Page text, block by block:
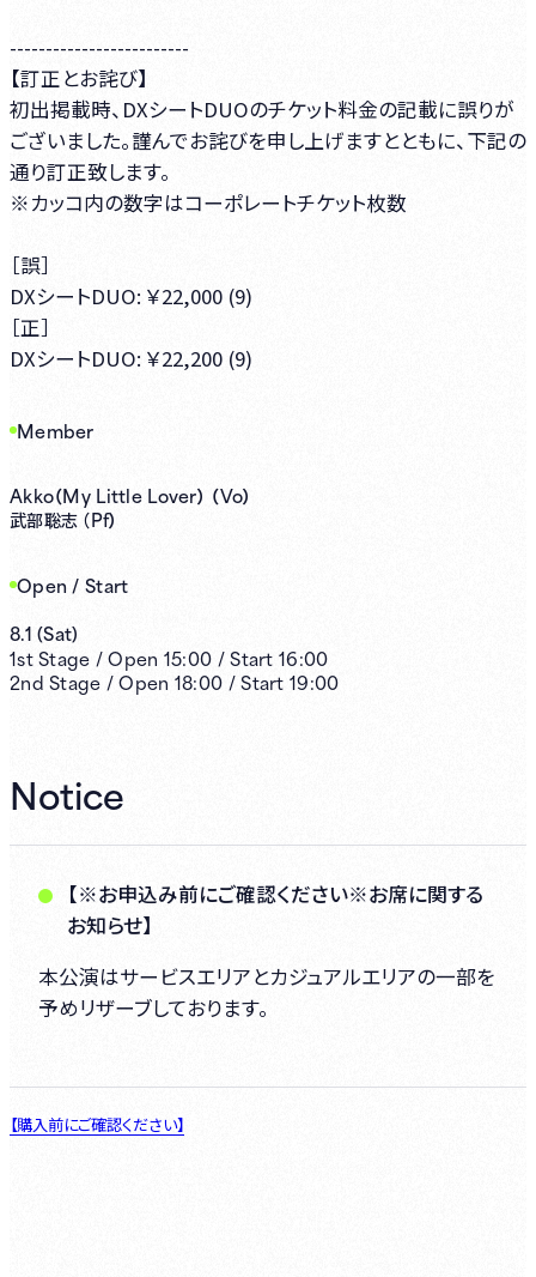
-------------------------
【訂正とお詫び】
初出掲載時、DXシートDUOのチケット料金の記載に誤りが
ございました。謹んでお詫びを申し上げますとともに、下記の
通り訂正致します。
※カッコ内の数字はコーポレートチケット枚数
［誤］
DXシートDUO: ￥22,000 (9)
［正］
DXシートDUO: ￥22,200 (9)
Member
Akko（My Little Lover） （Vo）
武部聡志 （Pf）
Open / Start
8.1 (Sat)
1stStage /Open 15:00 /Start 16:00
2nd Stage /Open 18:00 /Start 19:00
Notice
【※お申込み前にご確認ください※お席に関する
お知らせ】
本公演はサービスエリアとカジュアルエリアの一部を
予めリザーブしております。
【購入前にご確認ください】